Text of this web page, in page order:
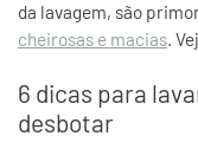
da lavagem, são
cheirosas e macias.
6 dicas para
desbotar